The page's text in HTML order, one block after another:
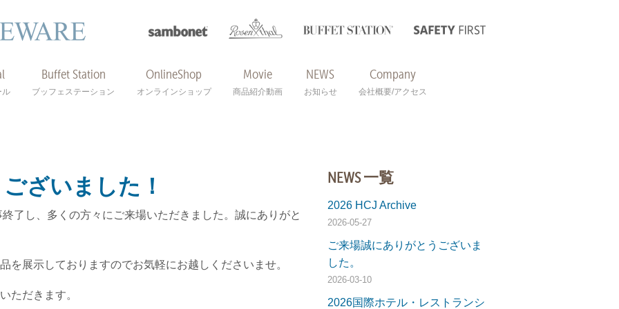
ル
Buffet Station
ブッフェステーション
OnlineShop
オンラインショップ
Movie
商品紹介動画
NEWS
お知らせ
Company
会社概要/アクセス
ざいました！
了し、多くの方々にご来場いただきました。誠にありがと
を展示しておりますのでお気軽にお越しくださいませ。
ただきます。
NEWS 一覧
2026 HCJ Archive
2026-05-27
ご来場誠にありがとうございま
した。
2026-03-10
2026国際ホテル・レストランシ